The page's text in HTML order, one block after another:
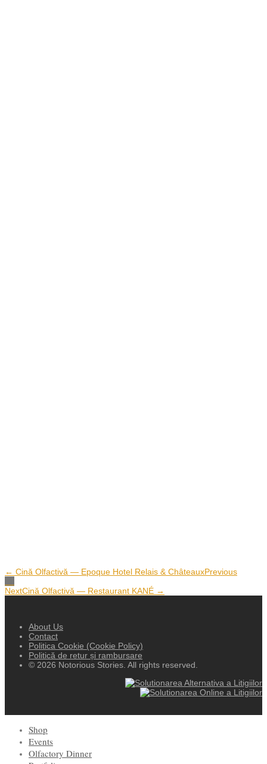
← Cină Olfactivă — Epoque Hotel Relais & ChâteauxPrevious
NextCină Olfactivă — Restaurant KANÉ →
About Us
Contact
Politica Cookie (Cookie Policy)
Politică de retur și rambursare
© 2026 Notorious Stories. All rights reserved.
Shop
Events
Olfactory Dinner